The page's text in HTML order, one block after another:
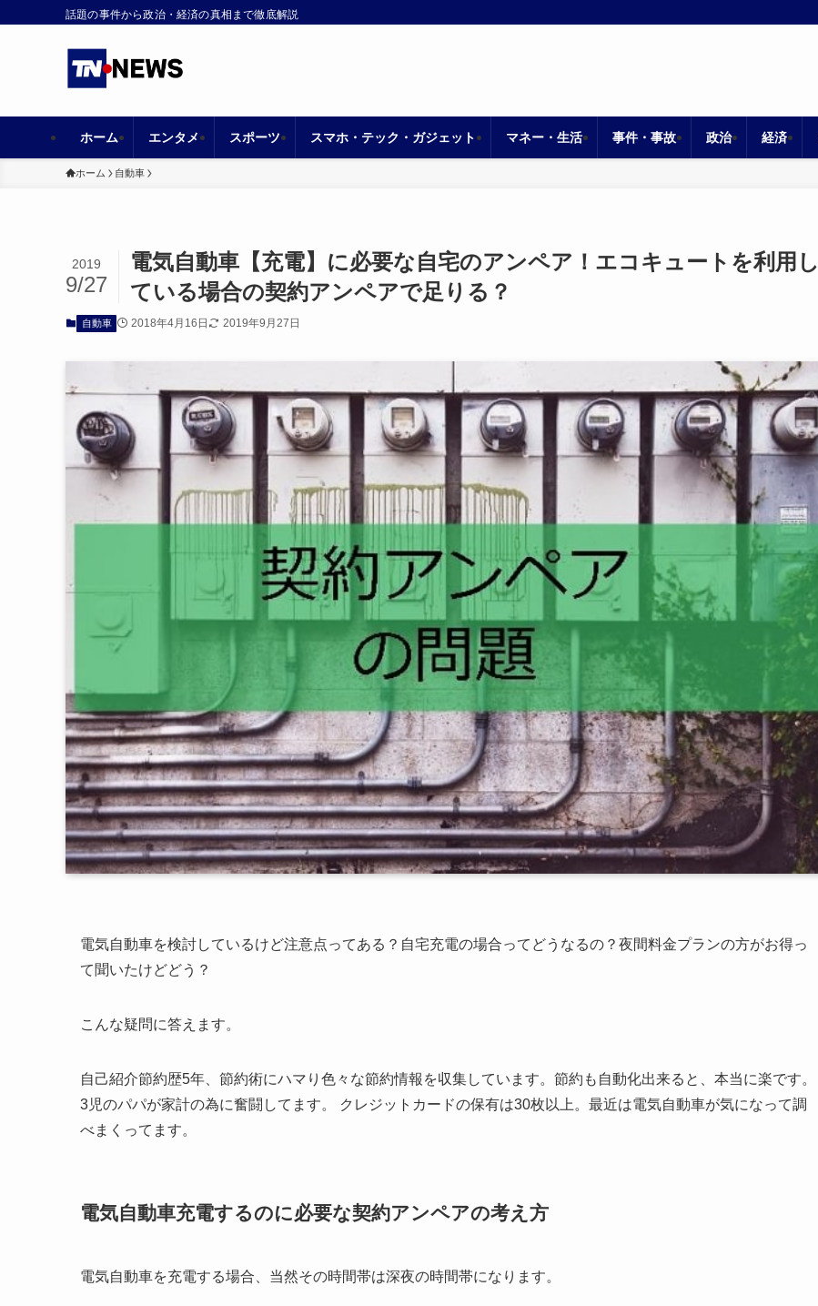
話題の事件から政治・経済の真相まで徹底解説
ホーム エンタメ スポーツ スマホ・テック・ガジェット マネー・生活 事件・事故 政治 経済
ホーム 自動車
電気自動車【充電】に必要な自宅のアンペア！エコキュートを利用し
ている場合の契約アンペアで足りる？
2019
9/27
自動車 2018年4月16日 2019年9月27日
電気自動車を検討しているけど注意点ってある？自宅充電の場合ってどうなるの？夜間料金プランの方がお得っ
て聞いたけどどう？
こんな疑問に答えます。
自己紹介節約歴5年、節約術にハマり色々な節約情報を収集しています。節約も自動化出来ると、本当に楽です。
3児のパパが家計の為に奮闘してます。 クレジットカードの保有は30枚以上。最近は電気自動車が気になって調
べまくってます。
電気自動車充電するのに必要な契約アンペアの考え方
電気自動車を充電する場合、当然その時間帯は深夜の時間帯になります。